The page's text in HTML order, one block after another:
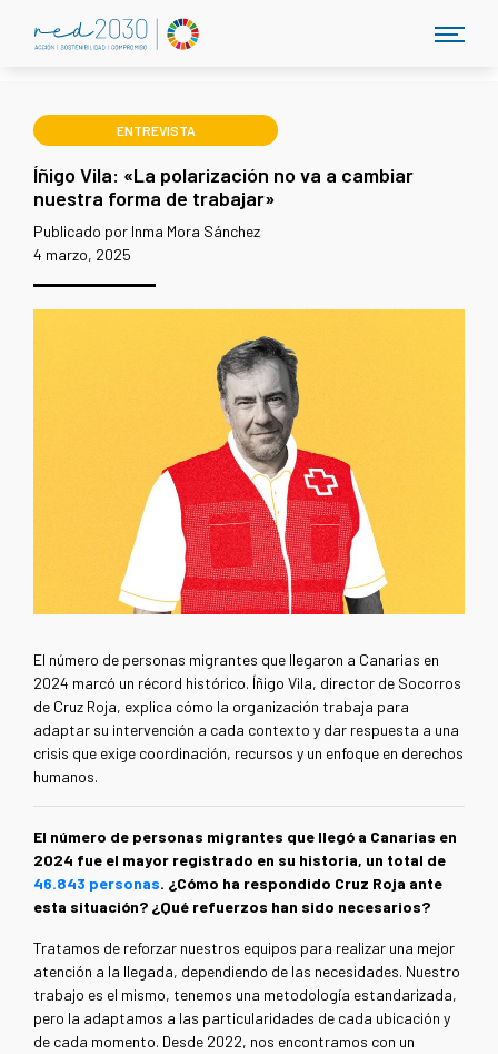
ENTREVISTA
Íñigo Vila: «La polarización no va a cambiar
nuestra forma de trabajar»
Publicado por Inma Mora Sánchez
4 marzo, 2025
El número de personas migrantes que llegaron a Canarias en
2024 marcó un récord histórico. Íñigo Vila, director de Socorros
de Cruz Roja, explica cómo la organización trabaja para
adaptar su intervención a cada contexto y dar respuesta a una
crisis que exige coordinación, recursos y un enfoque en derechos
humanos.
El número de personas migrantes que llegó a Canarias en
2024 fue el mayor registrado en su historia, un total de
46.843 personas. ¿Cómo ha respondido Cruz Roja ante
esta situación? ¿Qué refuerzos han sido necesarios?
Tratamos de reforzar nuestros equipos para realizar una mejor
atención a la llegada, dependiendo de las necesidades. Nuestro
trabajo es el mismo, tenemos una metodología estandarizada,
pero la adaptamos a las particularidades de cada ubicación y
de cada momento. Desde 2022, nos encontramos con un